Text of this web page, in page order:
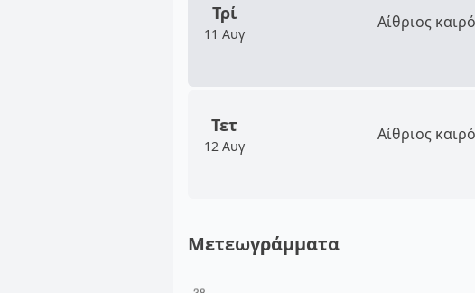
Τρί
11 Αυγ
Αίθριος
Τετ
12 Αυγ
Αίθριος
Μετεωγράμματα